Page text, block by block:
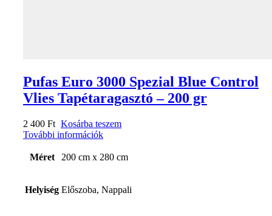
Pufas Euro 3000 Spezial Blue Control
Vlies Tapétaragasztó – 200 gr
2 400 Ft Kosárba teszem
További információk
Méret 200 cm x 280 cm
Helyiség Előszoba, Nappali